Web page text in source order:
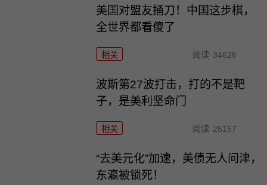
美国对盟友捅刀！中国这步棋，
全世界都看傻了
相关 阅读 34626
波斯第27波打击，打的不是靶
子，是美利坚命门
相关 阅读 25157
“去美元化”加速，美债无人问津，
东瀛被锁死！